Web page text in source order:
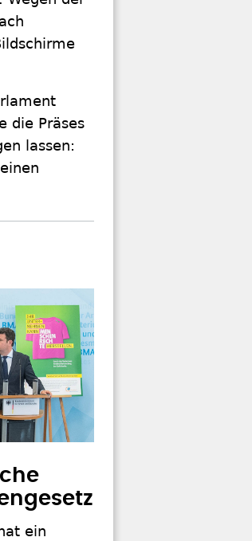
die Präses
lassen:
ein